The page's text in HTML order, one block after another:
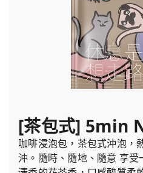
[茶包式] 5min
咖啡浸泡包，茶包式沖泡，
沖。隨時、隨地、隨意 享受